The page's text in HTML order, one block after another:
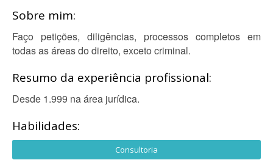
Sobre mim:
Faço petições, diligências, processos completos em
todas as áreas do direito, exceto criminal.
Resumo da experiência profissional:
Desde 1.999 na área jurídica.
Habilidades:
Consultoria